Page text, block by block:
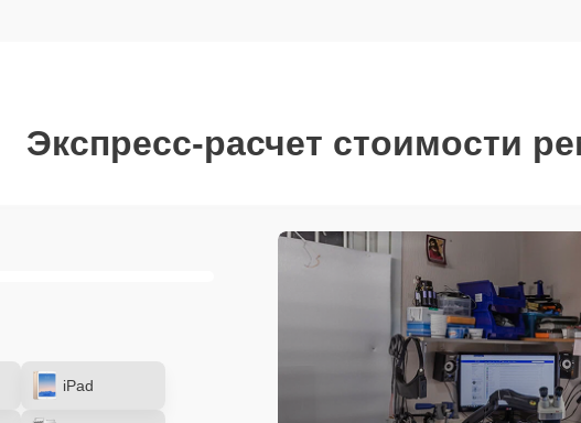
Экспресс-расчет стоимости
iPad